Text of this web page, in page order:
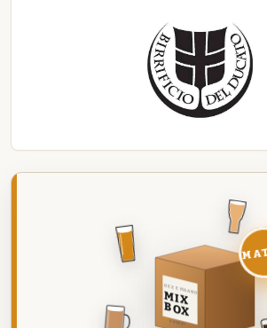
DEZE MAAND
MIX
BOX
8 BIEREN